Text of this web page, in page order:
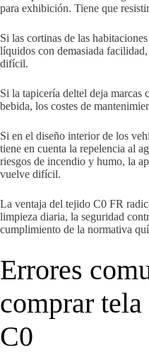
para exhibición. Tiene que
Si las cortinas de las
líquidos con demasiada
difícil.
Si la tapicería deltel deja marcas
bebida, los costes de
Si en el diseño interior de los
tiene en cuenta la repelencia al
riesgos de incendio y humo, la
vuelve difícil.
La ventaja del tejido C0 FR
limpieza diaria, la seguridad
cumplimiento de la normativa
Errores
comprar
C0